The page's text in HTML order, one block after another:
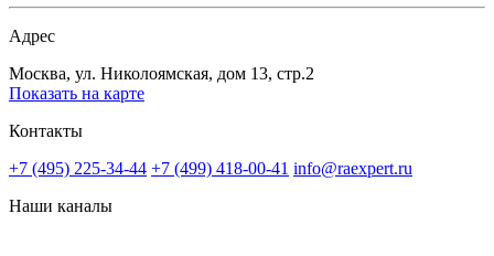
Адрес
Москва, ул. Николоямская, дом 13, стр.2
Показать на карте
Контакты
+7 (495) 225-34-44 +7 (499) 418-00-41 info@raexpert.ru
Наши каналы